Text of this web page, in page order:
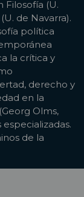
Filosofía (U.
de Navarra).
política
la crítica y
derecho y
en la
Olms,
especializadas.
de la